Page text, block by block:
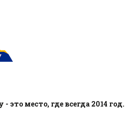
это место, где всегда 2014 год.